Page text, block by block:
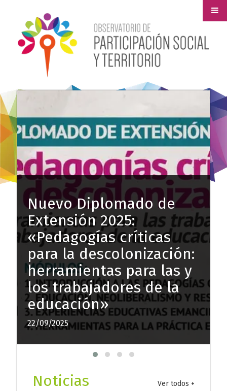
Seminario de
Pedagogías Críticas
Latinoamericanas
15/11/2024
Noticias Ver todos +